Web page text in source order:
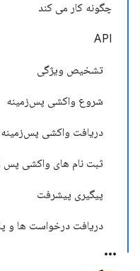
چگونه کار می کند
API
تشخیص ویژگی
شروع واکشی پس‌زمینه
دریافت واکشی
ثبت نام های واکشی پس
پیگیری پیشرفت
دریافت درخواست ها و